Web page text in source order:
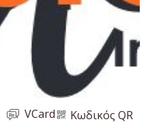
Κωδικός QR
VCard